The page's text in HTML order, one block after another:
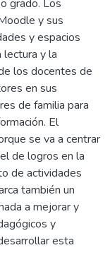
grado. Los
y sus
y espacios
y la
los docentes de
en sus
de familia para
El
se va a centrar
de logros en la
de actividades
también un
a mejorar y
y
esta